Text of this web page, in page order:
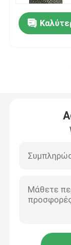
Σχετικά με